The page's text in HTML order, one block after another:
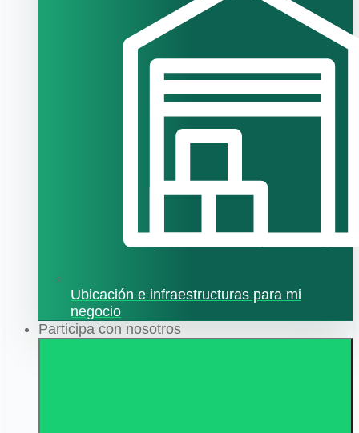
Ubicación e infraestructuras para mi
negocio
Participa con nosotros